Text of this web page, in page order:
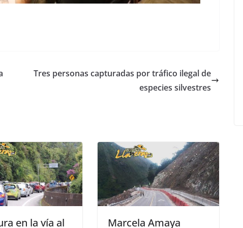
Tres personas capturadas por tráfico ilegal de
especies silvestres
en la vía al Marcela Amaya